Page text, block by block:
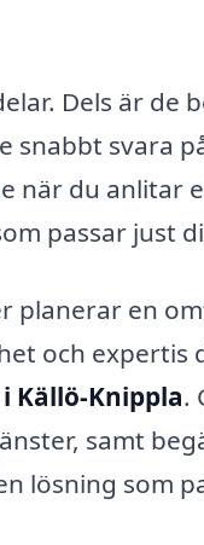
Dels är de
snabbt svara
när du anlitar
passar just
planerar en
och expertis
Källö-Knippla.
samt
lösning som